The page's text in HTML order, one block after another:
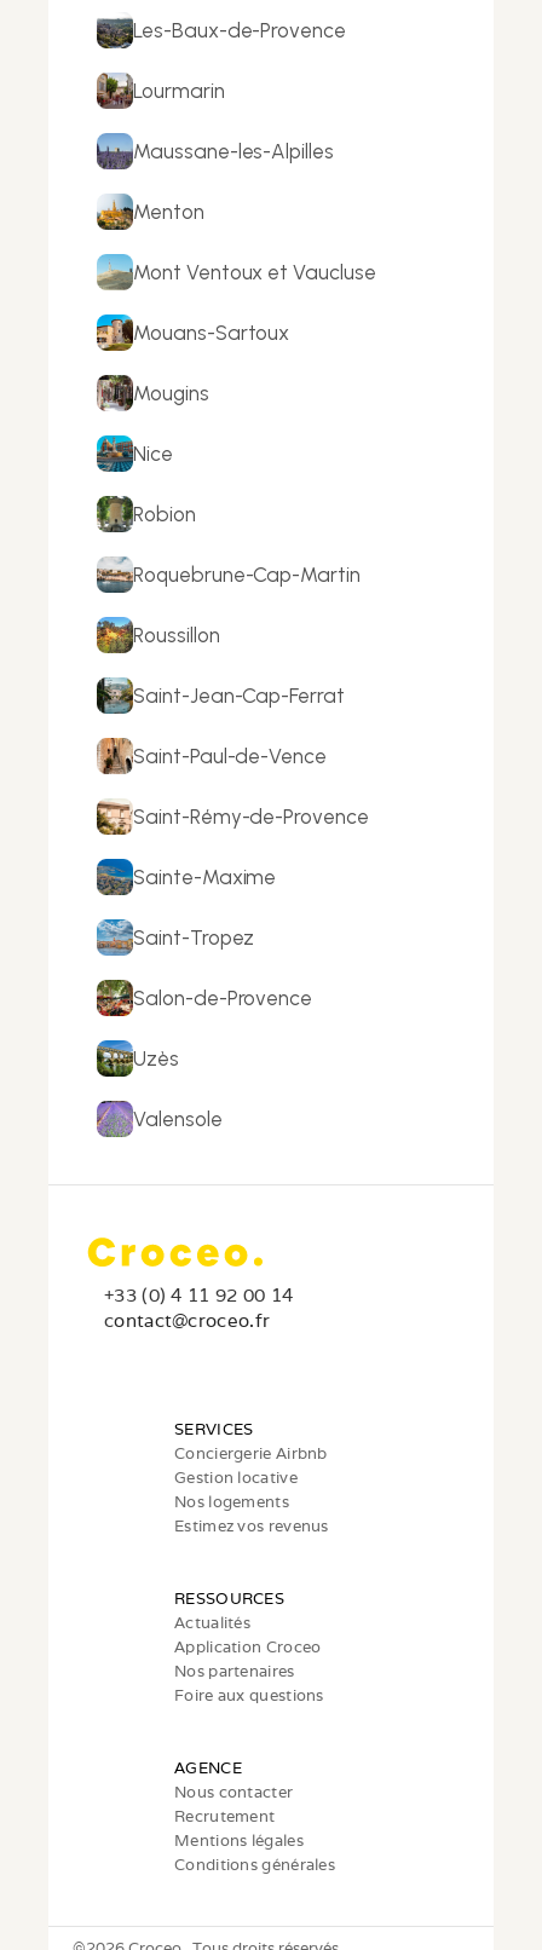
Les-Baux-de-Provence
Lourmarin
Maussane-les-Alpilles
Menton
Mont Ventoux et Vaucluse
Mouans-Sartoux
Mougins
Nice
Robion
Roquebrune-Cap-Martin
Roussillon
Saint-Jean-Cap-Ferrat
Saint-Paul-de-Vence
Saint-Rémy-de-Provence
Sainte-Maxime
Saint-Tropez
Salon-de-Provence
Uzès
Valensole
+33 (0) 4 11 92 00 14
contact@croceo.fr
SERVICES
Conciergerie Airbnb
Gestion locative
Nos logements
Estimez vos revenus
RESSOURCES
Actualités
Application Croceo
Nos partenaires
Foire aux questions
AGENCE
Nous contacter
Recrutement
Mentions légales
Conditions générales